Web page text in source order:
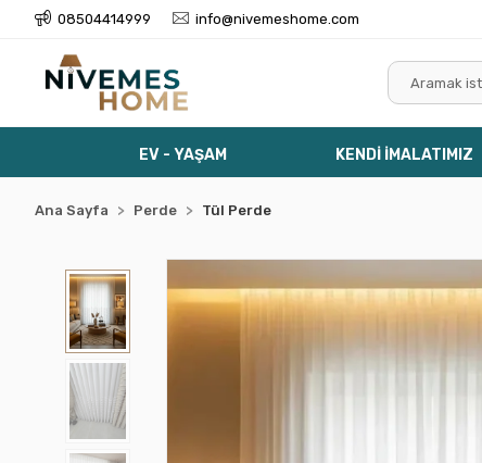
08504414999 info@nivemeshome.com
EV - YAŞAM KENDİ İMALATIMIZ
Ana Sayfa Perde Tül Perde